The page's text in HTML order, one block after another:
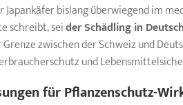
Japankäfer bislang überwiegend im
schreibt, seider Schädling in
Grenze zwischen der Schweiz und
und
für Pflanzenschutz-